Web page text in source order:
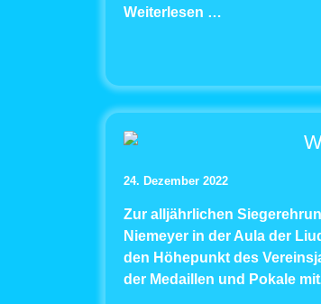
Weiterlesen …
24. Dezember 2022
Zur alljährlichen
Niemeyer in der Aula der
den Höhepunkt des
der Medaillen und Pokale